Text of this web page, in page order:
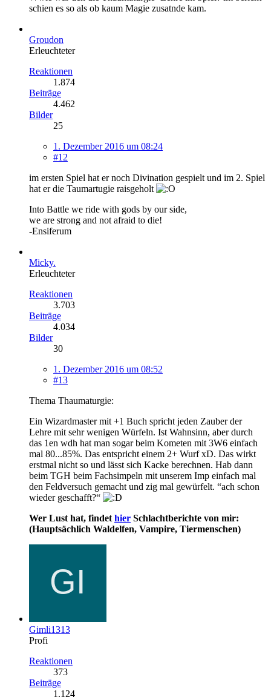
schien es so als ob kaum Magie zusatnde kam.
Groudon
Erleuchteter
Reaktionen
1.874
Beiträge
4.462
Bilder
25
1. Dezember 2016 um 08:24
#12
im ersten Spiel hat er noch Divination gespielt und im 2. Spiel
hat er die Taumartugie raisgeholt
Into Battle we ride with gods by our side,
we are strong and not afraid to die!
-Ensiferum
Micky.
Erleuchteter
Reaktionen
3.703
Beiträge
4.034
Bilder
30
1. Dezember 2016 um 08:52
#13
Thema Thaumaturgie:
Ein Wizardmaster mit +1 Buch spricht jeden Zauber der
Lehre mit sehr wenigen Würfeln. Ist Wahnsinn, aber durch
das 1en wdh hat man sogar beim Kometen mit 3W6 einfach
mal 80...85%. Das entspricht einem 2+ Wurf xD. Das wirkt
erstmal nicht so und lässt sich Kacke berechnen. Hab dann
beim TGH beim Fachsimpeln mit unserem Imp einfach mal
den Feldversuch gemacht und zig mal gewürfelt. “ach schon
wieder geschafft?“
Wer Lust hat, findet hier Schlachtberichte von mir:
(Hauptsächlich Waldelfen, Vampire, Tiermenschen)
Gimli1313
Profi
Reaktionen
373
Beiträge
1.124